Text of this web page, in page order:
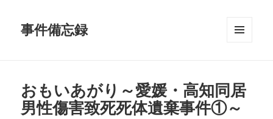
事件備忘録
ット
おもいあがり～愛媛・高知同居
男性傷害致死死体遺棄事件①～